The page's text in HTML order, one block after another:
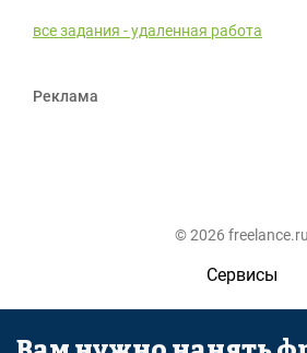
все задания - удаленная работа
Реклама
© 2026 freelance.ru
Сервисы
Помощь